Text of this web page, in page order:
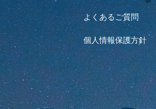
よくあるご質問
個人情報保護方針